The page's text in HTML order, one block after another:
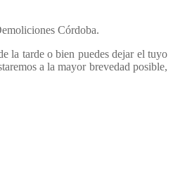
Córdoba.
la tarde o bien puedes dejar el tuyo
a la mayor brevedad posible,